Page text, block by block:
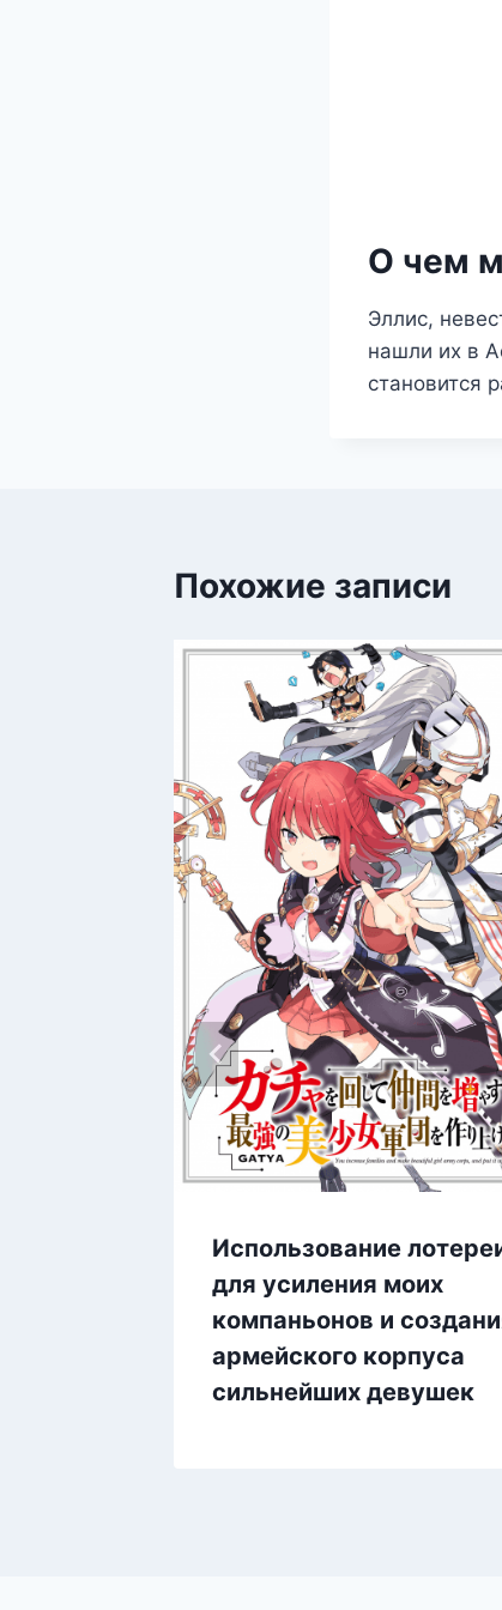
О чем
Эллис,
нашли их в
становится
Похожие записи
Использование
для усиления моих
компаньонов и
армейского корпуса
сильнейших девушек